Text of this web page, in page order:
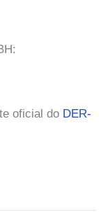
oficial do DER-